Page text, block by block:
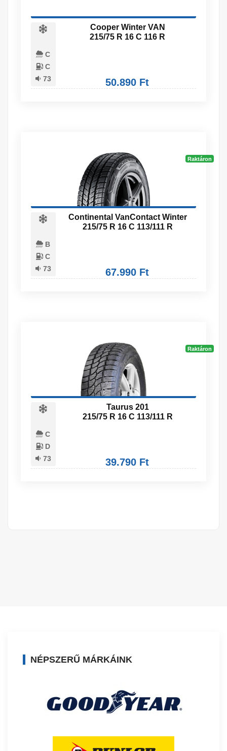
C
C
73
Cooper Winter VAN
215/75 R 16 C 116 R
50.890 Ft
Raktáron
B
C
73
Continental VanContact Winter
215/75 R 16 C 113/111 R
67.990 Ft
Raktáron
C
D
73
Taurus 201
215/75 R 16 C 113/111 R
39.790 Ft
NÉPSZERŰ MÁRKÁINK